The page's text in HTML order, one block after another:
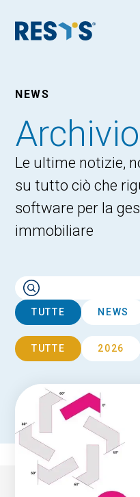
NEWS
Archivio
Le ultime notizie,
su tutto ciò che
software per la
immobiliare
TUTTE NEWS
TUTTE 2026